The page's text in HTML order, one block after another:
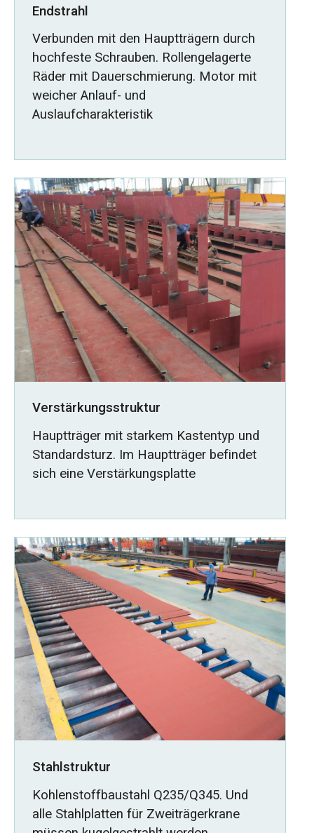
Endstrahl
Verbunden mit den Hauptträgern durch
hochfeste Schrauben. Rollengelagerte
Räder mit Dauerschmierung. Motor mit
weicher Anlauf- und
Auslaufcharakteristik
Verstärkungsstruktur
Hauptträger mit starkem Kastentyp und
Standardsturz. Im Hauptträger befindet
sich eine Verstärkungsplatte
Stahlstruktur
Kohlenstoffbaustahl Q235/Q345. Und
alle Stahlplatten für Zweiträgerkrane